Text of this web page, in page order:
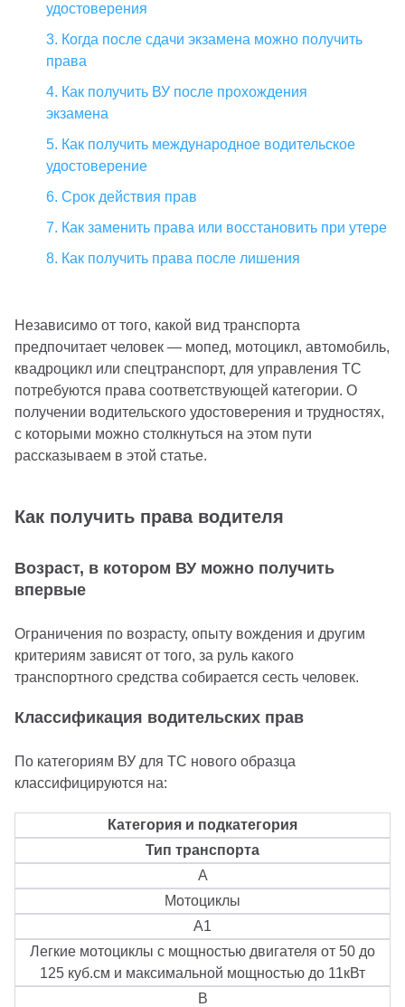
удостоверения
3. Когда после сдачи экзамена можно получить
права
4. Как получить ВУ после прохождения
экзамена
5. Как получить международное водительское
удостоверение
6. Срок действия прав
7. Как заменить права или восстановить при утере
8. Как получить права после лишения
Независимо от того, какой вид транспорта
предпочитает человек — мопед, мотоцикл, автомобиль,
квадроцикл или спецтранспорт, для управления ТС
потребуются права соответствующей категории. О
получении водительского удостоверения и трудностях,
с которыми можно столкнуться на этом пути
рассказываем в этой статье.
Как получить права водителя
Возраст, в котором ВУ можно получить
впервые
Ограничения по возрасту, опыту вождения и другим
критериям зависят от того, за руль какого
транспортного средства собирается сесть человек.
Классификация водительских прав
По категориям ВУ для ТС нового образца
классифицируются на:
Категория и подкатегория
Тип транспорта
А
Мотоциклы
A1
Легкие мотоциклы с мощностью двигателя от 50 до
125 куб.см и максимальной мощностью до 11кВт
B